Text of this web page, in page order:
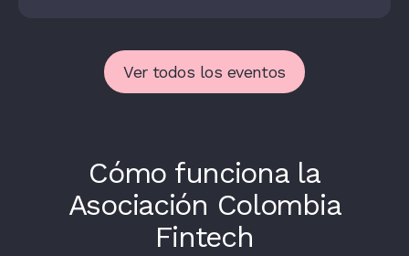
Ver todos los eventos
Cómo funciona la
Asociación Colombia
Fintech